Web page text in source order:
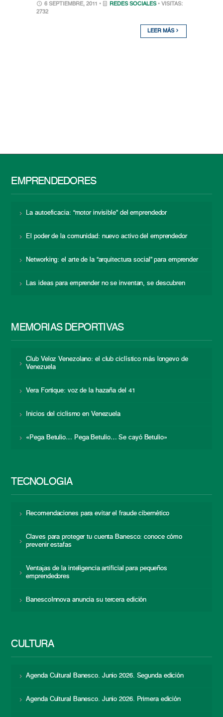
6 SEPTIEMBRE, 2011 • REDES SOCIALES • VISITAS:
2732
LEER MÁS
EMPRENDEDORES
La autoeficacia: “motor invisible” del emprendedor
El poder de la comunidad: nuevo activo del emprendedor
Networking: el arte de la “arquitectura social” para emprender
Las ideas para emprender no se inventan, se descubren
MEMORIAS DEPORTIVAS
Club Veloz Venezolano: el club ciclístico más longevo de
Venezuela
Vera Fortique: voz de la hazaña del 41
Inicios del ciclismo en Venezuela
«Pega Betulio… Pega Betulio… Se cayó Betulio»
TECNOLOGÍA
Recomendaciones para evitar el fraude cibernético
Claves para proteger tu cuenta Banesco: conoce cómo
prevenir estafas
Ventajas de la inteligencia artificial para pequeños
emprendedores
BanescoInnova anuncia su tercera edición
CULTURA
Agenda Cultural Banesco. Junio 2026. Segunda edición
Agenda Cultural Banesco. Junio 2026. Primera edición